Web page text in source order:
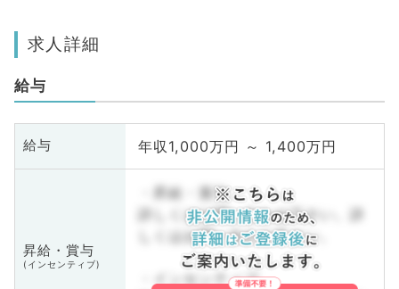
求人詳細
給与
給与 年収1,000万円 ～ 1,400万円
昇給・賞与
(インセンティブ)
・昇給・賞与
詳しくはお問い合わせ下さい。詳
しくはお問い合わせ下さい。
・インセンティブ